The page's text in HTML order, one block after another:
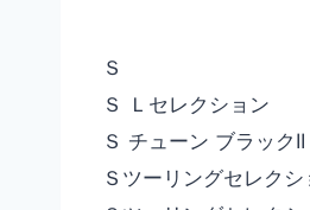
Ｓ
Ｓ Ｌセレクション
Ｓ チューン ブラックII
Ｓツーリングセレクシ